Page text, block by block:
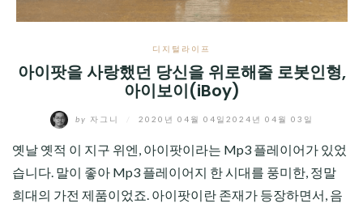
디지털라이프
아이팟을 사랑했던 당신을 위로해줄 로봇인형,
아이보이(iBoy)
by 자그니 2020년 04월 04일 2024년 04월 03일
옛날 옛적 이 지구 위엔, 아이팟이라는 Mp3 플레이어가 있었
습니다. 말이 좋아 Mp3 플레이어지 한 시대를 풍미한, 정말
희대의 가전 제품이었죠. 아이팟이란 존재가 등장하면서, 음